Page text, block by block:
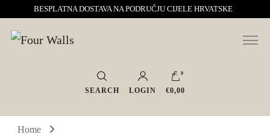
BESPLATNA DOSTAVA NA PODRUČJU CIJELE HRVATSKE
Four Walls
Sve za interijer po Vašoj mjeri. Salon namještaja, dekoracije i rasvjete.
Interijeri s karakterom
SEARCH LOGIN
0
€0,00
Home